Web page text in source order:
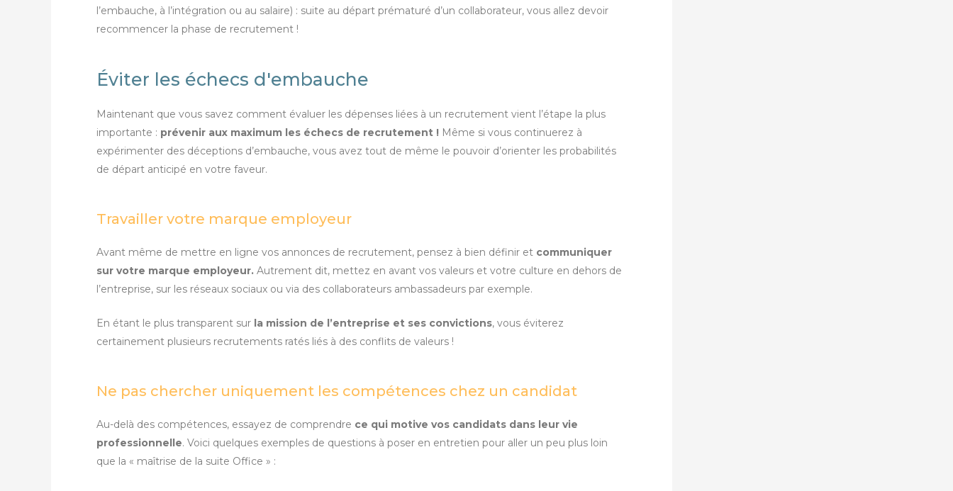
l’embauche, à l’intégration ou au salaire) : suite au départ prématuré d’un collaborateur, vous allez devoir
recommencer la phase de recrutement !
Éviter les échecs d'embauche
Maintenant que vous savez comment évaluer les dépenses liées à un recrutement vient l’étape la plus
importante : prévenir aux maximum les échecs de recrutement ! Même si vous continuerez à
expérimenter des déceptions d’embauche, vous avez tout de même le pouvoir d’orienter les probabilités
de départ anticipé en votre faveur.
Travailler votre marque employeur
Avant même de mettre en ligne vos annonces de recrutement, pensez à bien définir et communiquer
sur votre marque employeur. Autrement dit, mettez en avant vos valeurs et votre culture en dehors de
l’entreprise, sur les réseaux sociaux ou via des collaborateurs ambassadeurs par exemple.
En étant le plus transparent sur la mission de l’entreprise et ses convictions, vous éviterez
certainement plusieurs recrutements ratés liés à des conflits de valeurs !
Ne pas chercher uniquement les compétences chez un candidat
Au-delà des compétences, essayez de comprendre ce qui motive vos candidats dans leur vie
professionnelle. Voici quelques exemples de questions à poser en entretien pour aller un peu plus loin
que la « maîtrise de la suite Office » :